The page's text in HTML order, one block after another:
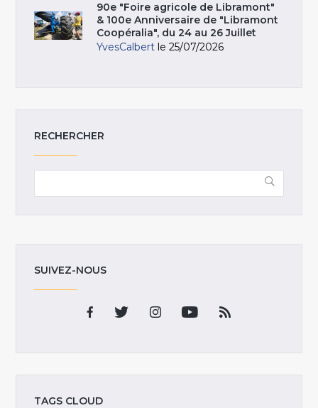
90e "Foire agricole de Libramont"
& 100e Anniversaire de "Libramont
Coopéralia", du 24 au 26 Juillet
YvesCalbert le 25/07/2026
RECHERCHER
SUIVEZ-NOUS
TAGS CLOUD